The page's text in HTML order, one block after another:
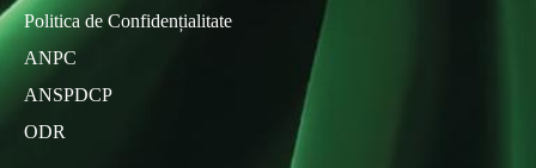
Politica de Confidențialitate
ANPC
ANSPDCP
ODR